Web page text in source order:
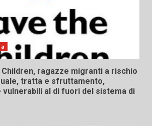
Children, ragazze migranti a rischio
tratta e sfruttamento,
al di fuori del sistema di